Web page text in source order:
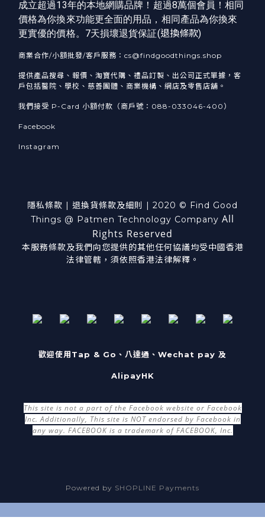
成立超過13年的本地網購品牌！超過8萬個會員！相同
價格為你換來功能更全面的用品，相同產品為你換來
更實優的價格。7天損壞退貨保証(退換條款)
商業合作/小額批發/客戶服務：cs@findgoodthings.shop
提供產品搜尋、報價、淘寶代購、禮品訂製、出公司正式單據，客
戶包括醫院、學校、慈善團體、商業機構、網店及零售店舖。
我們接受 P-Card 小額付款（商戶號：088-033046-400）
Facebook
Instagram
隱私條款 | 退換貨條款及細則 | 2020 © Find Good
Things @ Patmen Technology Company All
Rights Reserved
本服務條款及我們向您提供的其他任何協議均受中國香港
法律管轄，須依照香港法律解釋。
歡迎使用Tap & Go、八達通、Wechat pay 及
AlipayHK
This site is not a part of the Facebook website or Facebook
Inc. Additionally, This site is NOT endorsed by Facebook in
any way. FACEBOOK is a trademark of FACEBOOK, Inc.
Powered by SHOPLINE Payments